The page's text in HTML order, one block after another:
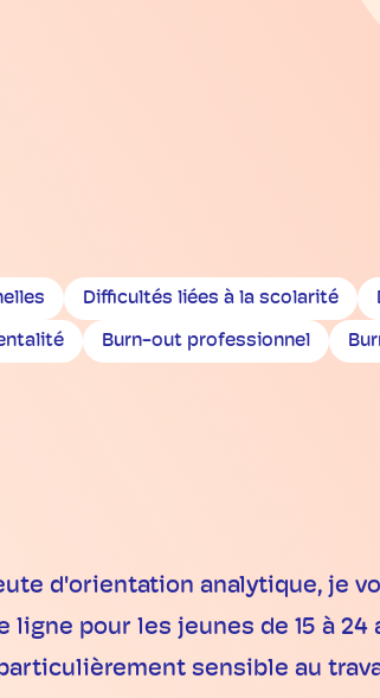
Difficultés liées à la scolarité
Burn-out professionnel
d'orientation analytique, je
pour les jeunes de 15 à 24
sensible au